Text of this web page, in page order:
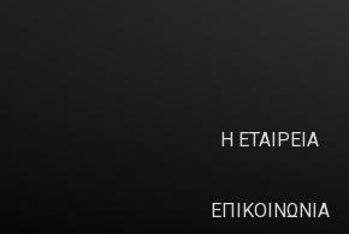
Η ΕΤΑΙΡΕΙΑ
ΕΠΙΚΟΙΝΩΝΙΑ